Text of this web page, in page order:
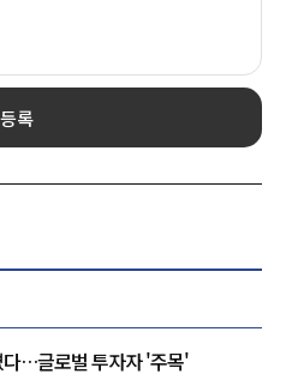
등록
…글로벌 투자자 '주목'